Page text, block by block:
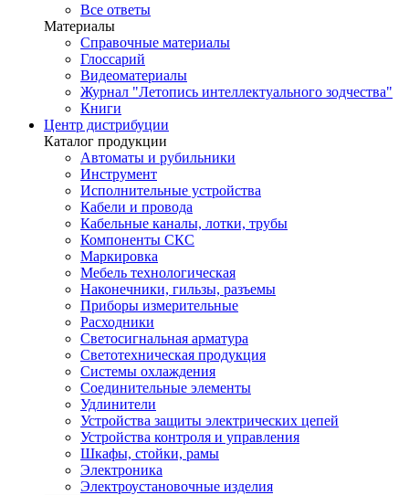
Все ответы
Материалы
Справочные материалы
Глоссарий
Видеоматериалы
Журнал "Летопись интеллектуального зодчества"
Книги
Центр дистрибуции
Каталог продукции
Автоматы и рубильники
Инструмент
Исполнительные устройства
Кабели и провода
Кабельные каналы, лотки, трубы
Компоненты СКС
Маркировка
Мебель технологическая
Наконечники, гильзы, разъемы
Приборы измерительные
Расходники
Светосигнальная арматура
Светотехническая продукция
Системы охлаждения
Соединительные элементы
Удлинители
Устройства защиты электрических цепей
Устройства контроля и управления
Шкафы, стойки, рамы
Электроника
Электроустановочные изделия